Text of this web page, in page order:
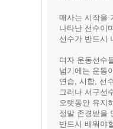
매사는 시작을
나타난 선수이
선수가 반드시
여자 운동선수
넘기에는 운동
연습, 시합, 선
그러나 서구선
오랫동안 유지
정말 존경받을
반드시 배워야